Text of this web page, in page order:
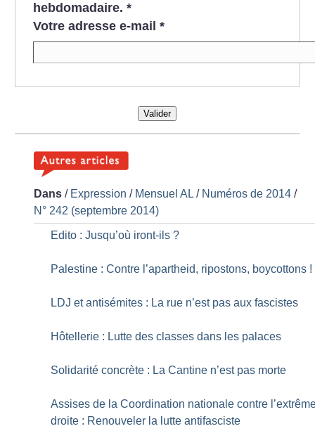
hebdomadaire. *
Votre adresse e-mail *
Valider
Dans / Expression / Mensuel AL / Numéros de 2014 /
N° 242 (septembre 2014)
Edito : Jusqu’où iront-ils ?
Palestine : Contre l’apartheid, ripostons, boycottons !
LDJ et antisémites : La rue n’est pas aux fascistes
Hôtellerie : Lutte des classes dans les palaces
Solidarité concrète : La Cantine n’est pas morte
Assises de la Coordination nationale contre
droite : Renouveler la lutte antifasciste